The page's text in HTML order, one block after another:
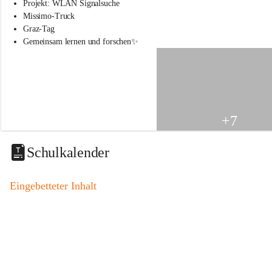
s
s
c
i
t
a
o
Projekt: WLAN Signalsuche
Missimo-Truck
Graz-Tag
Gemeinsam lernen und forschen✨
+7
Schulkalender
Eingebetteter Inhalt